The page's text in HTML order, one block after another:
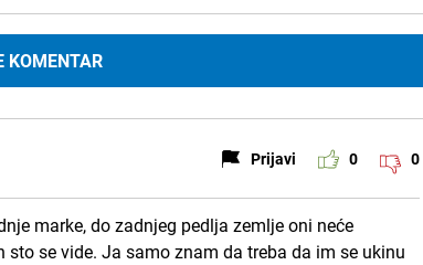
KOMENTAR
Prijavi 0 0
marke, do zadnjeg pedlja zemlje oni neće
se vide. Ja samo znam da treba da im se ukinu